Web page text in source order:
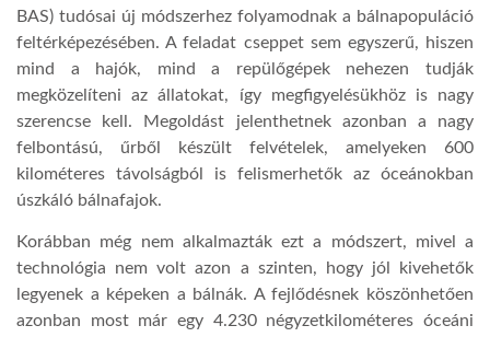
AFRIKA TUDÁSTÁR
A NAP SZÉPE
BAS) tudósai új módszerhez folyamodnak a bálnapopuláció
feltérképezésében. A feladat cseppet sem egyszerű, hiszen
mind a hajók, mind a repülőgépek nehezen tudják
megközelíteni az állatokat, így megfigyelésükhöz is nagy
szerencse kell. Megoldást jelenthetnek azonban a nagy
felbontású, űrből készült felvételek, amelyeken 600
kilométeres távolságból is felismerhetők az óceánokban
úszkáló bálnafajok.
Korábban még nem alkalmazták ezt a módszert, mivel a
technológia nem volt azon a szinten, hogy jól kivehetők
legyenek a képeken a bálnák. A fejlődésnek köszönhetően
azonban most már egy 4.230 négyzetkilométeres óceáni